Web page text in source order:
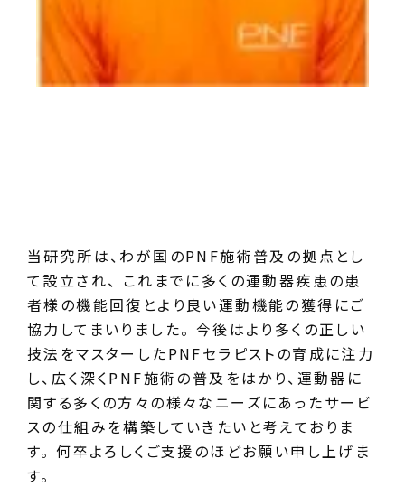
当研究所は、わが国のPNF施術普及の拠点とし
て設立され、 これまでに多くの運動器疾患の患
者様の機能回復とより良い運動機能の獲得にご
協力してまいりました。 今後はより多くの正しい
技法をマスターしたPNFセラピストの育成に注力
し、広く深くPNF施術の普及をはかり、運動器に
関する多くの方々の様々なニーズにあったサービ
スの仕組みを構築していきたいと考えておりま
す。 何卒よろしくご支援のほどお願い申し上げま
す。